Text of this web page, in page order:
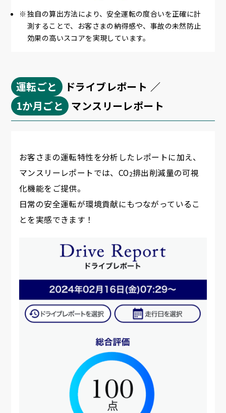
独自の算出方法により、安全運転の度合いを正確に計
測することで、お客さまの納得感や、事故の未然防止
効果の高いスコアを実現しています。
運転ごと ドライブレポート ／
1か月ごと
マンスリーレポート
お客さまの運転特性を分析したレポートに加え、
マンスリーレポートでは、CO2排出削減量の可視
化機能をご提供。
日常の安全運転が環境貢献にもつながっているこ
とを実感できます！